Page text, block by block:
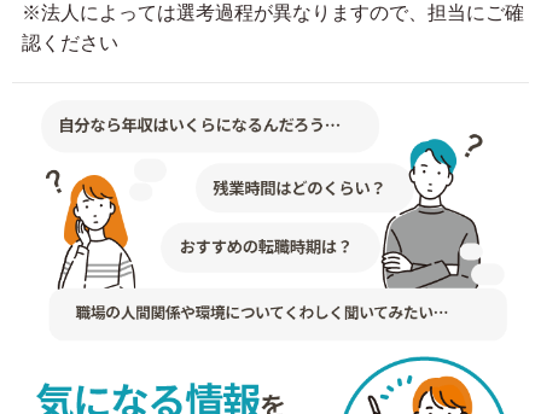
※法人によっては選考過程が異なりますので、担当にご確
認ください